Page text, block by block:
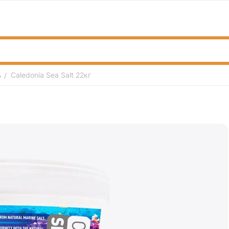
/ Caledonia Sea Salt 22кг